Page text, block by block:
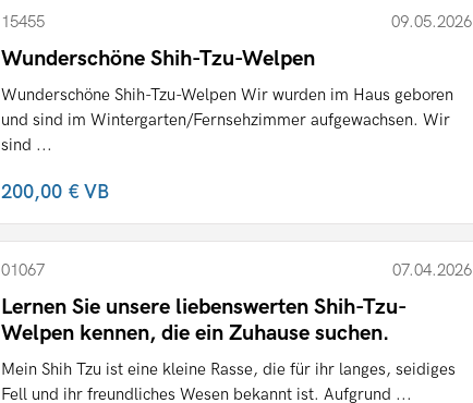
15455 09.05.2026
Wunderschöne Shih-Tzu-Welpen
Wunderschöne Shih-Tzu-Welpen Wir wurden im Haus geboren
und sind im Wintergarten/Fernsehzimmer aufgewachsen. Wir
sind ...
200,00 €VB
01067 07.04.2026
Lernen Sie unsere liebenswerten Shih-Tzu-
Welpen kennen, die ein Zuhause suchen.
Mein Shih Tzu ist eine kleine Rasse, die für ihr langes, seidiges
Fell und ihr freundliches Wesen bekannt ist. Aufgrund ...